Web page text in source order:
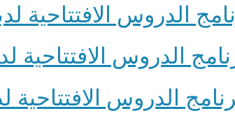
الدروس الافتتاحية
الدروس الافتتاحية
الدروس الافتتاحية